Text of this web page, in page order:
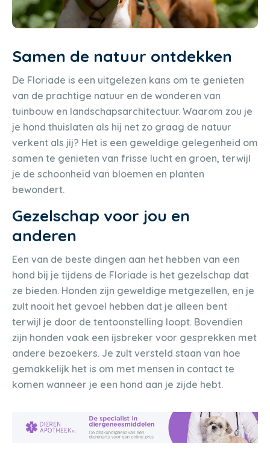
Samen de natuur ontdekken
De Floriade is een uitgelezen kans om te genieten
van de prachtige natuur en de wonderen van
tuinbouw en landschapsarchitectuur. Waarom zou je
je hond thuislaten als hij net zo graag de natuur
verkent als jij? Het is een geweldige gelegenheid om
samen te genieten van frisse lucht en groen, terwijl
je de schoonheid van bloemen en planten
bewondert.
Gezelschap voor jou en
anderen
Een van de beste dingen aan het hebben van een
hond bij je tijdens de Floriade is het gezelschap dat
ze bieden. Honden zijn geweldige metgezellen, en je
zult nooit het gevoel hebben dat je alleen bent
terwijl je door de tentoonstelling loopt. Bovendien
zijn honden vaak een ijsbreker voor gesprekken met
andere bezoekers. Je zult versteld staan van hoe
gemakkelijk het is om met mensen in contact te
komen wanneer je een hond aan je zijde hebt.